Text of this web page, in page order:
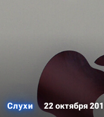
Слухи 22 октября